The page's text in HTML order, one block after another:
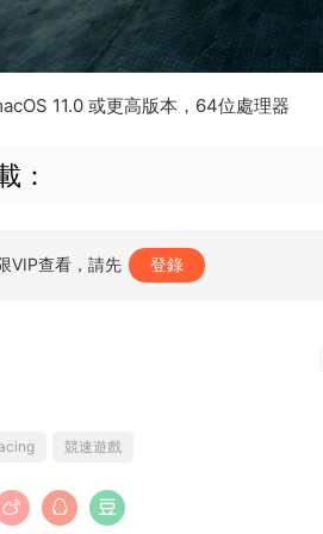
11.0 或更高版本，64位處理器
：
VIP查看，請先 登錄
競速遊戲